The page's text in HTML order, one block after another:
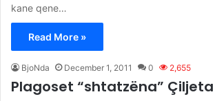
kane qene…
Read More »
BjoNda December 1, 2011 0 2,655
Plagoset “shtatzëna”